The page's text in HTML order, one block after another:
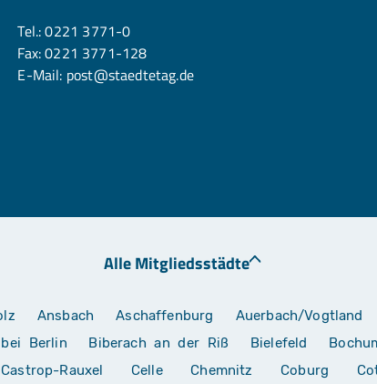
Tel.:0221 3771-0
Fax: 0221 3771-128
E-Mail: post@staedtetag.de
Alle Mitgliedsstädte
Ansbach Aschaffenburg Auerbach/Vogtland
Berlin Biberach an der Riß Bielefeld
Castrop-Rauxel Celle Chemnitz Coburg